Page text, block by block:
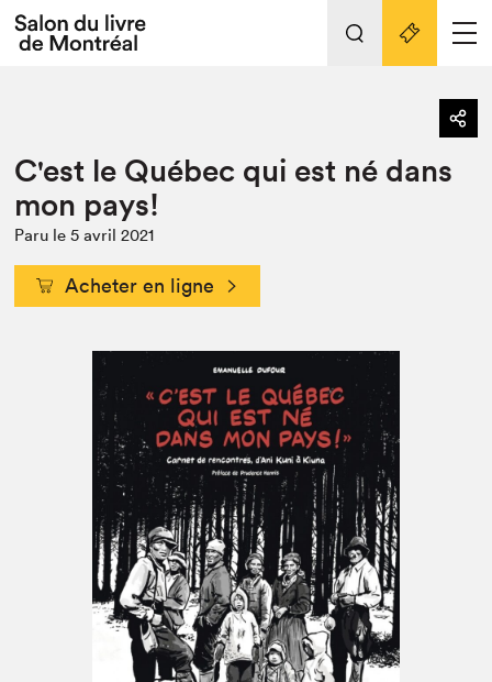
Espace exposant⋅e⋅s
Espace enseignant·e·s
Espace médias
Préparer sa visite au Salon
Nos activités
Préparer sa visite
Salon au Palais
Salon dans la ville et en ligne
Projets partenaires
Liens pratiques
C'est le Québec qui est né dans
mon pays!
Paru le 5 avril 2021
Acheter en ligne